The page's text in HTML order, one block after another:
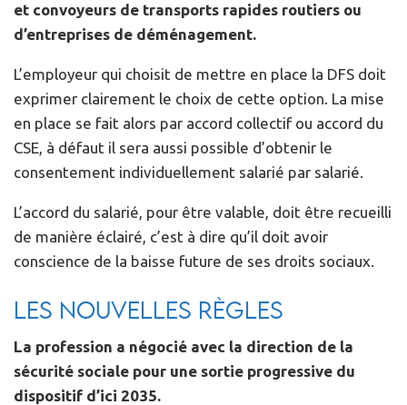
et convoyeurs de transports rapides routiers ou
d’entreprises de déménagement.
L’employeur qui choisit de mettre en place la DFS doit
exprimer clairement le choix de cette option. La mise
en place se fait alors par accord collectif ou accord du
CSE, à défaut il sera aussi possible d’obtenir le
consentement individuellement salarié par salarié.
L’accord du salarié, pour être valable, doit être recueilli
de manière éclairé, c’est à dire qu’il doit avoir
conscience de la baisse future de ses droits sociaux.
Les nouvelles règles
La profession a négocié avec la direction de la
sécurité sociale pour une sortie progressive du
dispositif d’ici 2035.